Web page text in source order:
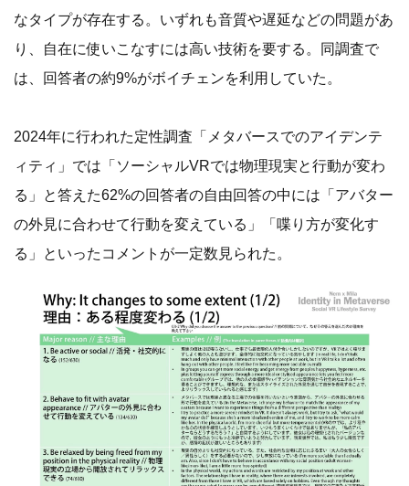
なタイプが存在する。いずれも音質や遅延などの問題があ
り、自在に使いこなすには高い技術を要する。同調査で
は、回答者の約9%がボイチェンを利用していた。
2024年に行われた定性調査「メタバースでのアイデンテ
ィティ」では「ソーシャルVRでは物理現実と行動が変わ
る」と答えた62%の回答者の自由回答の中には「アバター
の外見に合わせて行動を変えている」「喋り方が変化す
る」といったコメントが一定数見られた。